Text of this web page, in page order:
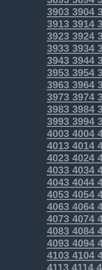
39033904
39133914
39233924
39333934
39433944
39533954
39633964
39733974
39833984
39933994
40034004
40134014
40234024
40334034
40434044
40534054
40634064
40734074
40834084
40934094
41034104
41134114